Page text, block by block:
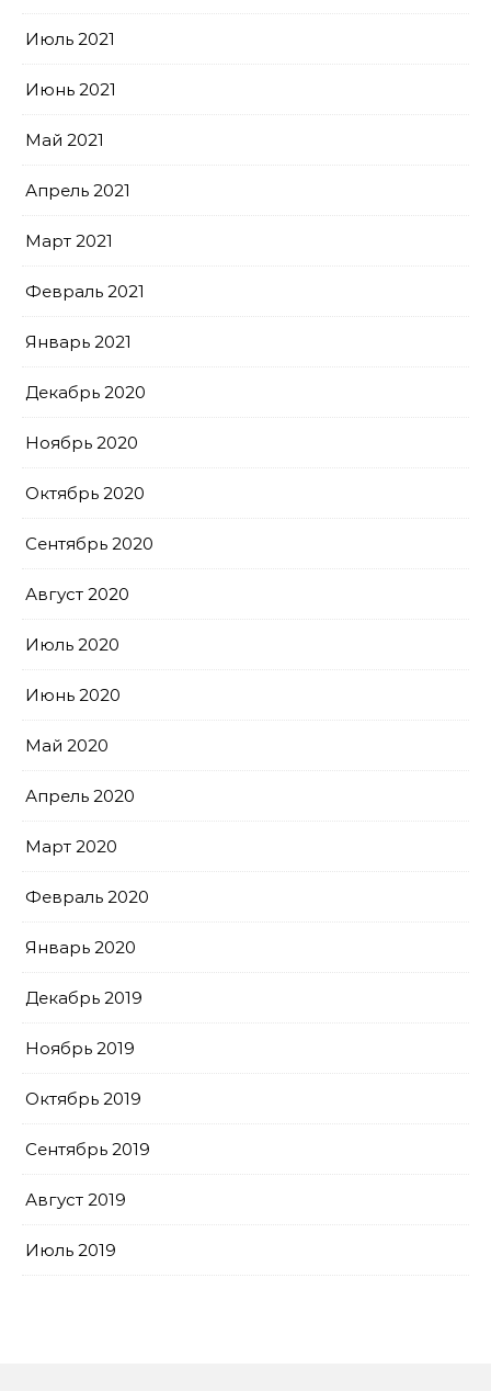
Июль 2021
Июнь 2021
Май 2021
Апрель 2021
Март 2021
Февраль 2021
Январь 2021
Декабрь 2020
Ноябрь 2020
Октябрь 2020
Сентябрь 2020
Август 2020
Июль 2020
Июнь 2020
Май 2020
Апрель 2020
Март 2020
Февраль 2020
Январь 2020
Декабрь 2019
Ноябрь 2019
Октябрь 2019
Сентябрь 2019
Август 2019
Июль 2019